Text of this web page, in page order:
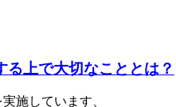
上で大切なこととは？
施しています、